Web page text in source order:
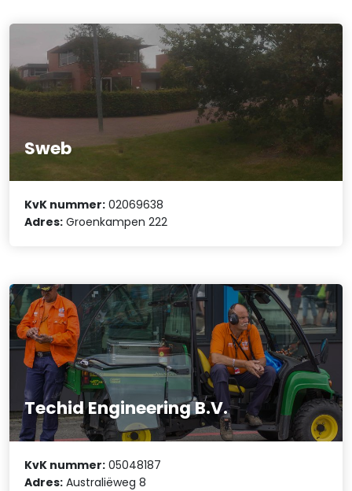
Sweb
KvK nummer: 02069638
Adres: Groenkampen 222
Techid Engineering B.V.
KvK nummer: 05048187
Adres: Australiëweg 8